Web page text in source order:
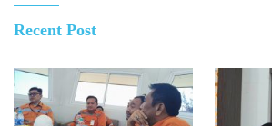
Recent Post